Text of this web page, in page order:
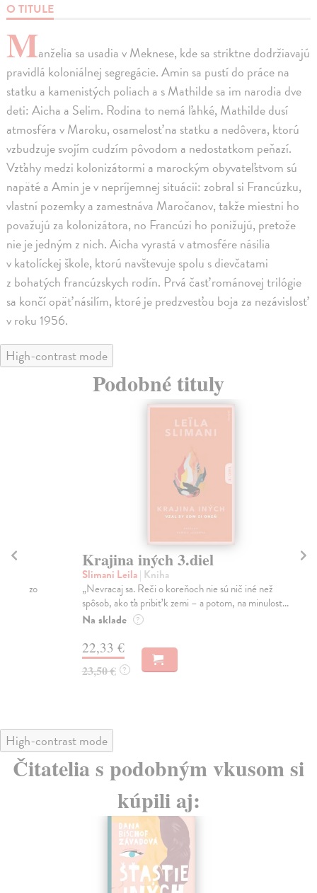
O TITULE
Manželia sa usadia v Meknese, kde sa striktne dodržiavajú
pravidlá koloniálnej segregácie. Amin sa pustí do práce na
statku a kamenistých poliach a s Mathilde sa im narodia dve
deti: Aicha a Selim. Rodina to nemá ľahké, Mathilde dusí
atmosféra v Maroku, osamelosť na statku a nedôvera, ktorú
vzbudzuje svojím cudzím pôvodom a nedostatkom peňazí.
Vzťahy medzi kolonizátormi a marockým obyvateľstvom sú
napäté a Amin je v nepríjemnej situácii: zobral si Francúzku,
vlastní pozemky a zamestnáva Maročanov, takže miestni ho
považujú za kolonizátora, no Francúzi ho ponižujú, pretože
nie je jedným z nich. Aicha vyrastá v atmosfére násilia
v katolíckej škole, ktorú navštevuje spolu s dievčatami
z bohatých francúzskych rodín. Prvá časť románovej trilógie
sa končí opäť násilím, ktoré je predzvesťou boja za nezávislosť
v roku 1956.
High-contrast mode
Podobné tituly
Krajina iných 3.diel
Slimani Leila| Kniha
„Nevracaj sa. Reči o koreňoch nie sú nič iné než
spôsob, ako ťa pribiť k zemi – a potom, na minulost...
Na sklade ?
22,33 €
?
High-contrast mode
Čitatelia s podobným vkusom si
kúpili aj: